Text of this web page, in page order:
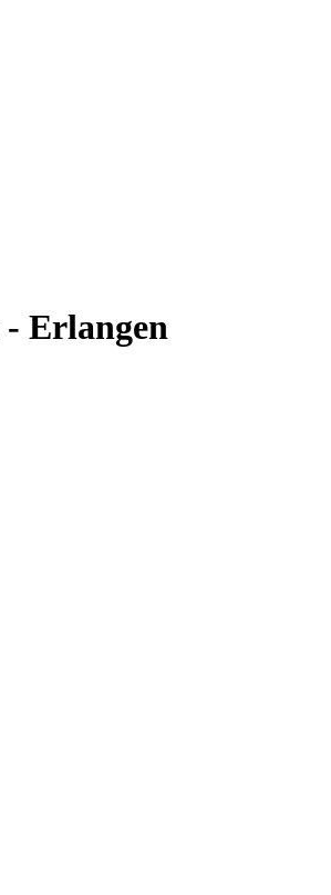
Erlangen